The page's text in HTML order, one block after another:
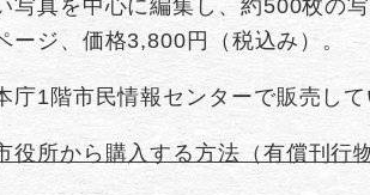
写真を中心に編集し、約500枚の
ージ、価格3,800円（税込み）。
庁1階市民情報センターで販売し
役所から購入する方法（有償刊行